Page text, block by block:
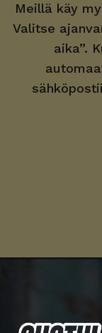
Meillä käy
Valitse
aika”.